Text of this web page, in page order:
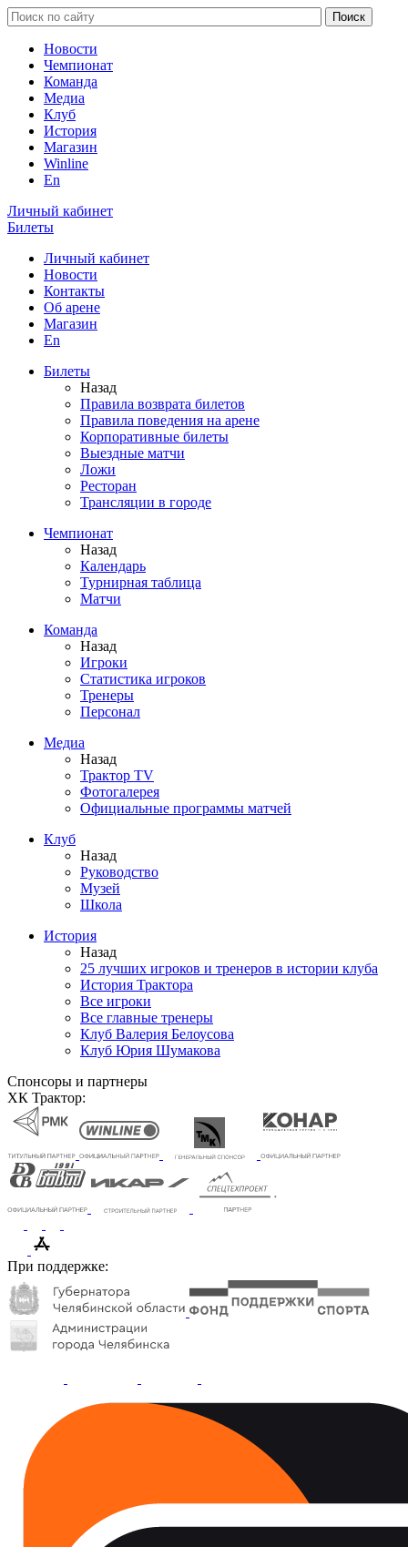
Новости
Чемпионат
Команда
Медиа
Клуб
История
Магазин
Winline
En
Личный кабинет
Билеты
Личный кабинет
Новости
Контакты
Об арене
Магазин
En
Билеты
Назад
Правила возврата билетов
Правила поведения на арене
Корпоративные билеты
Выездные матчи
Ложи
Ресторан
Трансляции в городе
Чемпионат
Назад
Календарь
Турнирная таблица
Матчи
Команда
Назад
Игроки
Статистика игроков
Тренеры
Персонал
Медиа
Назад
Трактор TV
Фотогалерея
Официальные программы матчей
Клуб
Назад
Руководство
Музей
Школа
История
Назад
25 лучших игроков и тренеров в истории клуба
История Трактора
Все игроки
Все главные тренеры
Клуб Валерия Белоусова
Клуб Юрия Шумакова
Спонсоры и партнеры
ХК Трактор:
При поддержке: